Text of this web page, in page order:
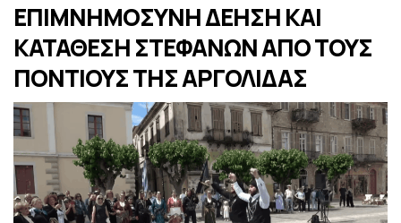
ΕΠΙΜΝΗΜΟΣΥΝΗ ΔΕΗΣΗ ΚΑΙ
ΚΑΤΑΘΕΣΗ ΣΤΕΦΑΝΩΝ ΑΠΟ ΤΟΥΣ
ΠΟΝΤΙΟΥΣ ΤΗΣ ΑΡΓΟΛΙΔΑΣ